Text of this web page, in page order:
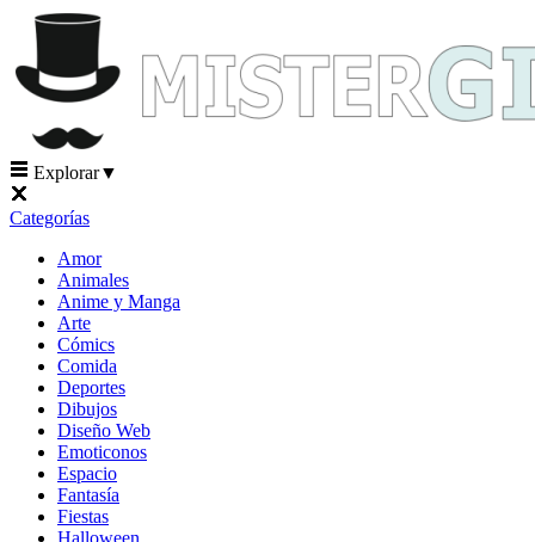
Explorar▼
Categorías
Amor
Animales
Anime y Manga
Arte
Cómics
Comida
Deportes
Dibujos
Diseño Web
Emoticonos
Espacio
Fantasía
Fiestas
Halloween